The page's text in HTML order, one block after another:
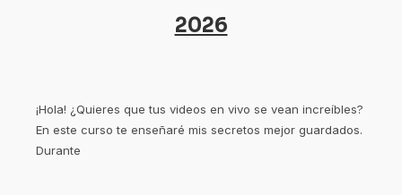
2026
¡Hola! ¿Quieres que tus videos en vivo se vean increíbles?
En este curso te enseñaré mis secretos mejor guardados.
Durante